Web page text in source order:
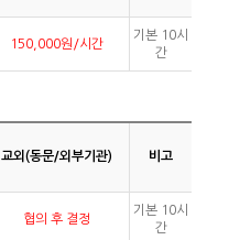
150,000원/시간
기본 10시
간
교외(동문/외부기관) 비고
협의 후 결정
기본 10시
간